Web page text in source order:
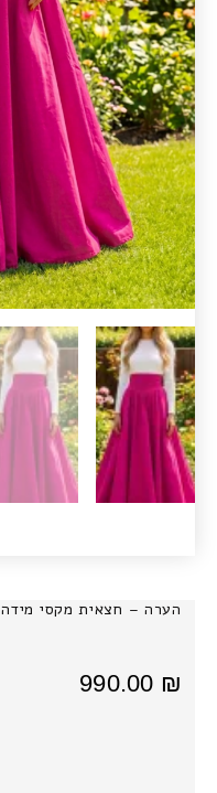
הערה – חצאית מקסי מידה 10 מקבילה למידה 16
990.00 ₪